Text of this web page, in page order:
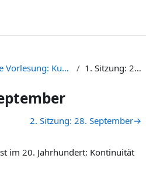
BA-Vorlesung / Thematische Vorlesung: Kunst, Kultur und Kalter Krieg [HS 22] 1. Sitzung: 21. September
2. Sitzung: 28. September→
im 20. Jahrhundert: Kontinuität